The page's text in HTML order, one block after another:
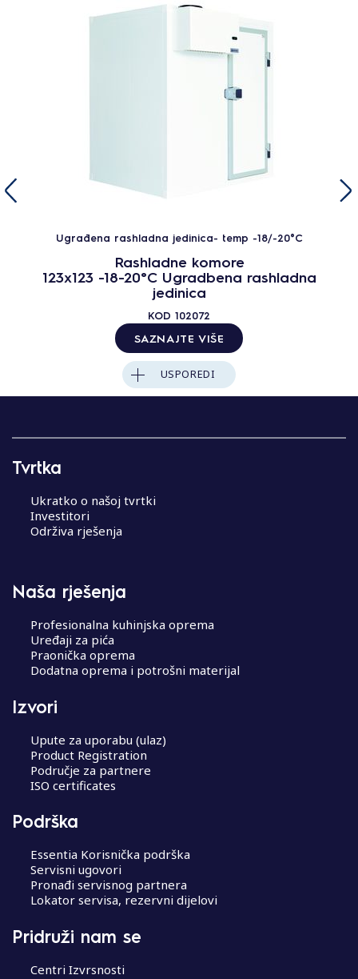
Ugrađena rashladna jedinica- temp -18/-20°C
Rashladne komore
123x123 -18-20°C Ugradbena rashladna
jedinica
KOD 102072
SAZNAJTE VIŠE
USPOREDI
Tvrtka
Ukratko o našoj tvrtki
Investitori
Održiva rješenja
Naša rješenja
Profesionalna kuhinjska oprema
Uređaji za pića
Praonička oprema
Dodatna oprema i potrošni materijal
Izvori
Upute za uporabu (ulaz)
Product Registration
Područje za partnere
ISO certificates
Podrška
Essentia Korisnička podrška
Servisni ugovori
Pronađi servisnog partnera
Lokator servisa, rezervni dijelovi
Pridruži nam se
Centri Izvrsnosti